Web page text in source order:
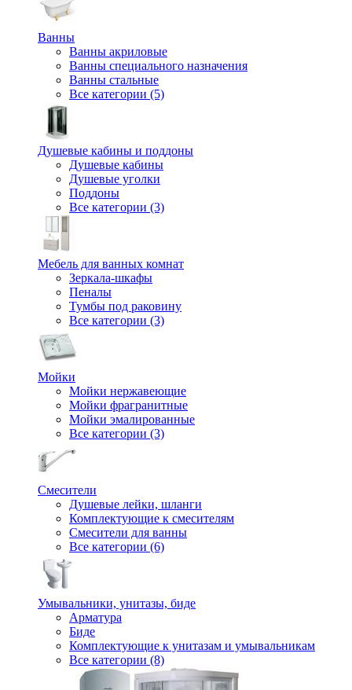
Ванны
Ванны акриловые
Ванны специального назначения
Ванны стальные
Все категории (5)
Душевые кабины и поддоны
Душевые кабины
Душевые уголки
Поддоны
Все категории (3)
Мебель для ванных комнат
Зеркала-шкафы
Пеналы
Тумбы под раковину
Все категории (3)
Мойки
Мойки нержавеющие
Мойки фрагранитные
Мойки эмалированные
Все категории (3)
Смесители
Душевые лейки, шланги
Комплектующие к смесителям
Смесители для ванны
Все категории (6)
Умывальники, унитазы, биде
Арматура
Биде
Комплектующие к унитазам и умывальникам
Все категории (8)